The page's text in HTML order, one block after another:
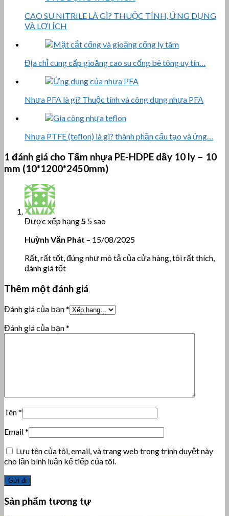
CAO SU NITRILE LÀ GÌ? THUỘC TÍNH, ỨNG DỤNG
VÀ LỢI ÍCH
Địa chỉ cung cấp gioăng cao su cống bê tông uy tín…
Nhựa PFA là gì? Thuộc tính và công dụng nhựa PFA
Nhựa PTFE (teflon) là gì? thành phần cấu tạo và ứng…
1 đánh giá cho Tấm nhựa PE-HDPE dầy 10 ly – 10
mm (10*1200*2450mm)
Được xếp hạng5 5 sao
Huỳnh Văn Phát – 15/08/2025
Rất, rất tốt, đúng như mô tả của cửa hàng, tôi rất thích,
đánh giá tốt
Thêm một đánh giá
Đánh giá của bạn*
Đánh giá của bạn*
Tên*
Email*
Lưu tên của tôi, email, và trang web trong trình duyệt này
cho lần bình luận kế tiếp của tôi.
Sản phẩm tương tự